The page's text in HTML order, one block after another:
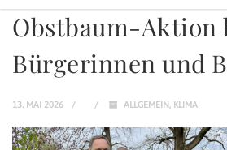
Obstbaum-Aktion
Bürgerinnen und
13. MAI 2026 ALLGEMEIN, KLIMA